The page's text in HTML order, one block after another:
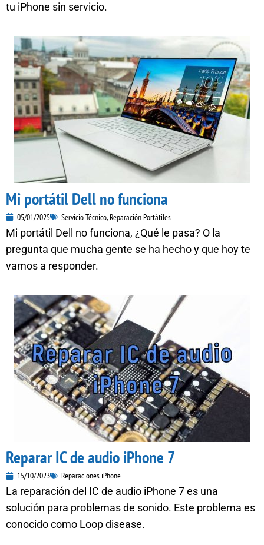
tu iPhone sin servicio.
Mi portátil Dell no funciona
05/01/2025 Servicio Técnico,Reparación Portátiles
Mi portátil Dell no funciona, ¿Qué le pasa? O la
pregunta que mucha gente se ha hecho y que hoy te
vamos a responder.
Reparar IC de audio iPhone 7
15/10/2023 Reparaciones iPhone
La reparación del IC de audio iPhone 7 es una
solución para problemas de sonido. Este problema es
conocido como Loop disease.